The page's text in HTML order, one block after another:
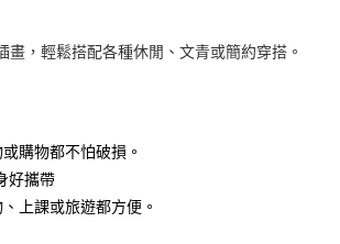
、不需綁卡、不需儲值。
，簡訊認證，即可結帳。
先享後付」後，將跳轉至「AFTEE先享後付」
並確認金額後，即可完成結帳。
將收到繳費通知簡訊。
14天內，點擊此簡訊中的連結，可透過四大超商／
方式進行付款，方視為交易完成。
當下不需立刻繳費，但若您需要取消訂單，請聯絡
含以上)免運費
含以上)免運費
畫，輕鬆搭配各種休閒、文青或簡約穿搭。
購物都不怕破損。
好攜帶
上課或旅遊都方便。